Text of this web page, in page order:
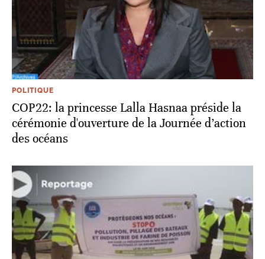
POLITIQUE
COP22: la princesse Lalla Hasnaa préside la
cérémonie d'ouverture de la Journée d’action
des océans